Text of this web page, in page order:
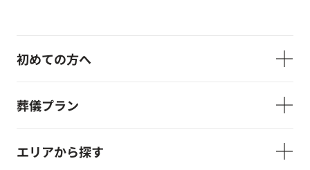
初めての方へ
葬儀プラン
エリアから探す